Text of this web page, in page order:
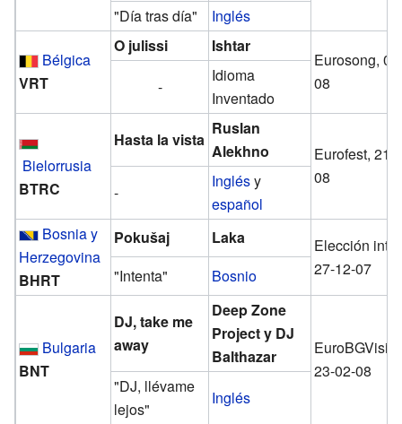
"Día tras día"
Inglés
Bélgica
VRT
O julissi Ishtar
Eurosong,
08
-
Idioma
Inventado
Bielorrusia
BTRC
Hasta la vista
Ruslan
Alekhno
Eurofest, 21-
08
-
Inglésy
español
Bosnia y
Herzegovina
BHRT
Pokušaj Laka
Elección
27-12-07
"Intenta" Bosnio
Bulgaria
BNT
DJ, take me
away
Deep Zone
Project y DJ
Balthazar
23-02-08
"DJ, llévame
lejos"
Inglés